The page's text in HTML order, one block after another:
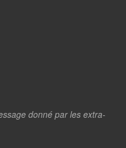
donné par les extra-